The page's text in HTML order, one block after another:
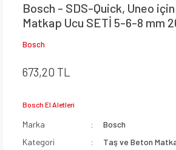
Bosch - SDS-Quick, Uneo için
Matkap Ucu SETİ 5-6-8 mm
Bosch
673,20 TL
Bosch El Aletleri
Marka
Bosch
Kategori
Taş ve Beton